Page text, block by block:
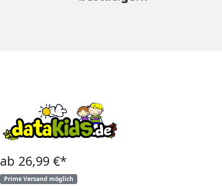
ab 26,99 €*
Prime Versand möglich